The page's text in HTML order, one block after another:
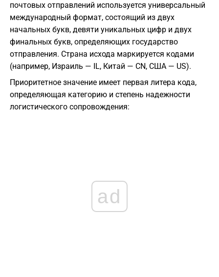
почтовых отправлений используется универсальный
международный формат, состоящий из двух
начальных букв, девяти уникальных цифр и двух
финальных букв, определяющих государство
отправления. Страна исхода маркируется кодами
(например, Израиль — IL, Китай — CN, США — US).
Приоритетное значение имеет первая литера кода,
определяющая категорию и степень надежности
логистического сопровождения:
ad